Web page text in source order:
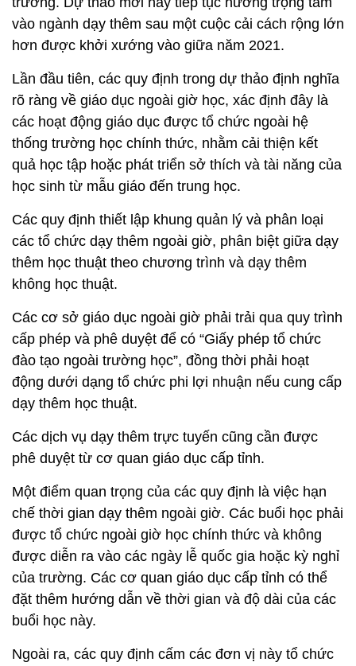
vào ngành dạy thêm sau một cuộc cải cách rộng lớn
hơn được khởi xướng vào giữa năm 2021.
Lần đầu tiên, các quy định trong dự thảo định nghĩa
rõ ràng về giáo dục ngoài giờ học, xác định đây là
các hoạt động giáo dục được tổ chức ngoài hệ
thống trường học chính thức, nhằm cải thiện kết
quả học tập hoặc phát triển sở thích và tài năng của
học sinh từ mẫu giáo đến trung học.
Các quy định thiết lập khung quản lý và phân loại
các tổ chức dạy thêm ngoài giờ, phân biệt giữa dạy
thêm học thuật theo chương trình và dạy thêm
không học thuật.
Các cơ sở giáo dục ngoài giờ phải trải qua quy trình
cấp phép và phê duyệt để có “Giấy phép tổ chức
đào tạo ngoài trường học”, đồng thời phải hoạt
động dưới dạng tổ chức phi lợi nhuận nếu cung cấp
dạy thêm học thuật.
Các dịch vụ dạy thêm trực tuyến cũng cần được
phê duyệt từ cơ quan giáo dục cấp tỉnh.
Một điểm quan trọng của các quy định là việc hạn
chế thời gian dạy thêm ngoài giờ. Các buổi học phải
được tổ chức ngoài giờ học chính thức và không
được diễn ra vào các ngày lễ quốc gia hoặc kỳ nghỉ
của trường. Các cơ quan giáo dục cấp tỉnh có thể
đặt thêm hướng dẫn về thời gian và độ dài của các
buổi học này.
Ngoài ra, các quy định cấm các đơn vị này tổ chức